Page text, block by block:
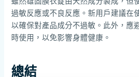
過敏反應或不良反應。新用戶建議在
以確保對產品成分不過敏。此外，應
時使用，以免影響身體健康。
總結